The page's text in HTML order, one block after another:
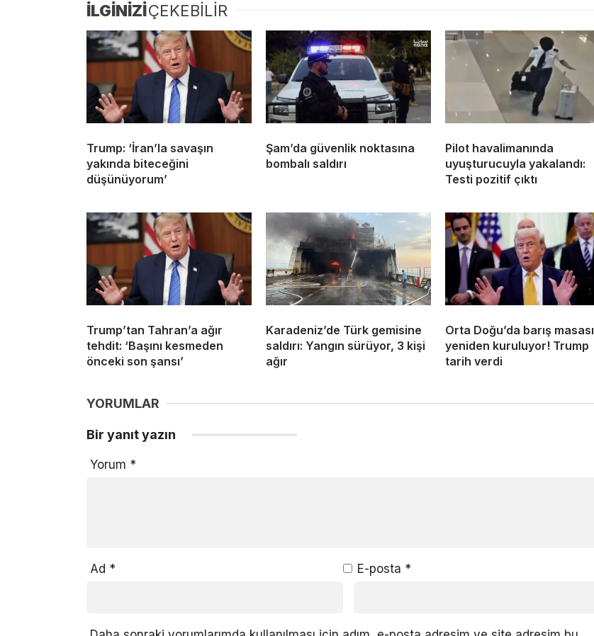
İLGİNİZİÇEKEBİLİR
Trump: ‘İran’la savaşın
yakında biteceğini
düşünüyorum’
Şam’da güvenlik noktasına
bombalı saldırı
Pilot havalimanında
uyuşturucuyla yakalandı:
Testi pozitif çıktı
Trump’tan Tahran’a ağır
tehdit: ‘Başını kesmeden
önceki son şansı’
Karadeniz’de Türk gemisine
saldırı: Yangın sürüyor, 3 kişi
ağır
Orta Doğu’da barış masası
yeniden kuruluyor! Trump
tarih verdi
YORUMLAR
Bir yanıt yazın
Yorum *
Ad * E-posta *